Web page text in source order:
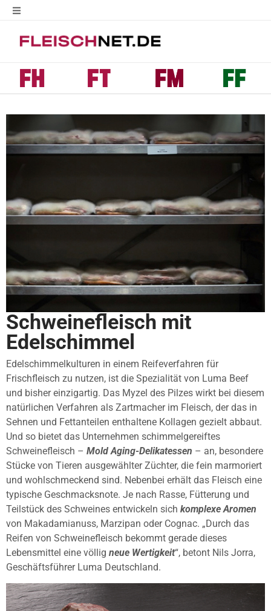
Schweinefleisch mit
Edelschimmel
Edelschimmelkulturen in einem Reifeverfahren für
Frischfleisch zu nutzen, ist die Spezialität von Luma Beef
und bisher einzigartig. Das Myzel des Pilzes wirkt bei diesem
natürlichen Verfahren als Zartmacher im Fleisch, der das in
Sehnen und Fettanteilen enthaltene Kollagen gezielt abbaut.
Und so bietet das Unternehmen schimmelgereiftes
Schweinefleisch – Mold Aging-Delikatessen – an, besondere
Stücke von Tieren ausgewählter Züchter, die fein marmoriert
und wohlschmeckend sind. Nebenbei erhält das Fleisch eine
typische Geschmacksnote. Je nach Rasse, Fütterung und
Teilstück des Schweines entwickeln sich komplexe Aromen
von Makadamianuss, Marzipan oder Cognac. „Durch das
Reifen von Schweinefleisch bekommt gerade dieses
Lebensmittel eine völlig neue Wertigkeit“, betont Nils Jorra,
Geschäftsführer Luma Deutschland.